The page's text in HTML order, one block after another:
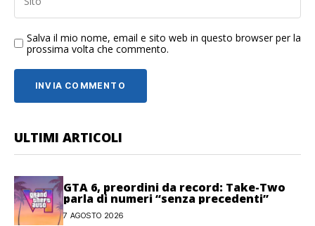
Salva il mio nome, email e sito web in questo browser per la
prossima volta che commento.
ULTIMI ARTICOLI
GTA 6, preordini da record: Take-Two
parla di numeri “senza precedenti”
7 AGOSTO 2026